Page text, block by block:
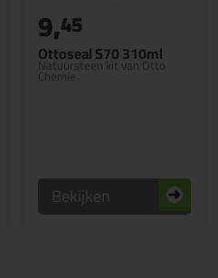
Ottoseal S70 310ml
Natuursteen kit van Otto
Chemie
9,45
Bekijken